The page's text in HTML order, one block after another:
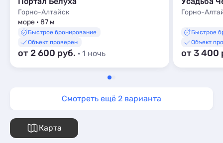
Горно-Алтайск
море · 87 м
Быстрое бронирование
Объект проверен
от 2 600 руб. · 1 ночь
Горно-
Быстрое
Объект
от 3 400
Смотреть ещё 2 варианта
Карта